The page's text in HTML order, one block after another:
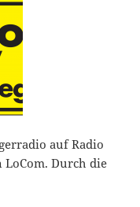
auf Radio
Durch die